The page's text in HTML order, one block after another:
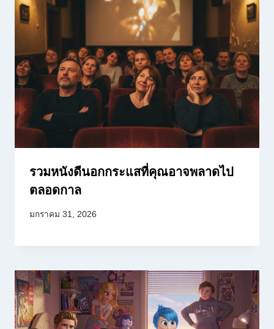
รวมหนังดีนอกกระแสที่คุณอาจพลาดไป
ตลอดกาล
มกราคม 31, 2026